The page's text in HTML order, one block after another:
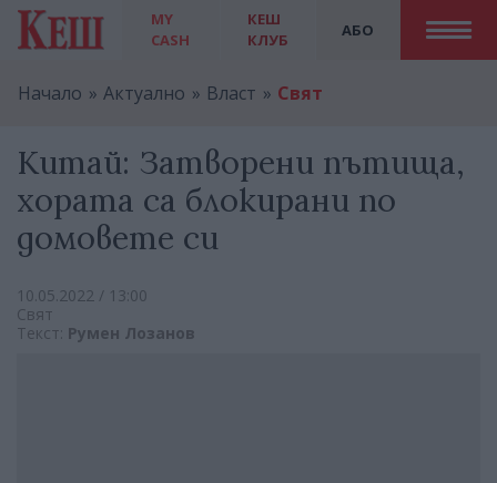
MY
CASH
АБО
КЕШ
КЛУБ
Начало Актуално Власт Свят
Китай: Затворени пътища,
хората са блокирани по
домовете си
10.05.2022 / 13:00
Свят
Текст: Румен Лозанов